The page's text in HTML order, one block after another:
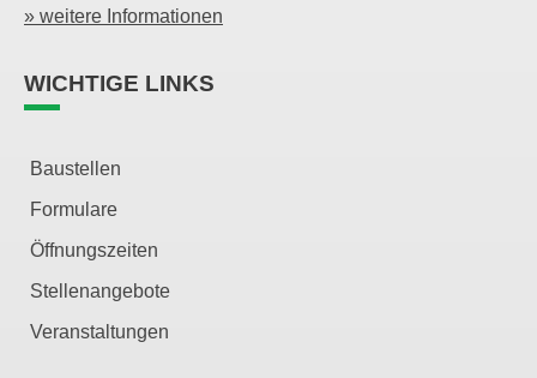
» weitere Informationen
WICHTIGE LINKS
Baustellen
Formulare
Öffnungszeiten
Stellenangebote
Veranstaltungen